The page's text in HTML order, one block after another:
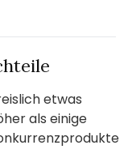
etwas
als einige